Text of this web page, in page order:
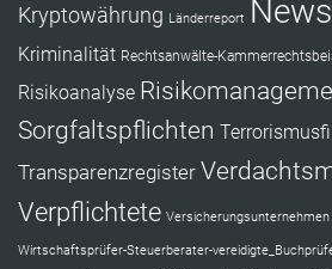
Kryptowährung Länderreport News
Kriminalität Rechtsanwälte-
Risikoanalyse
Sorgfaltspflichten
Transparenzregister
Verpflichtete Versicherungsunternehmen
Wirtschaftsprüfer-Steuerberater-